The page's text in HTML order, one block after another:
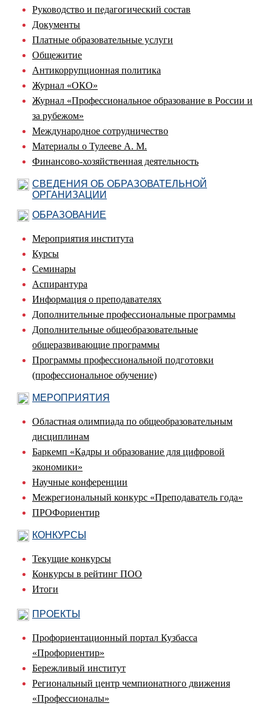
Руководство и педагогический состав
Документы
Платные образовательные услуги
Общежитие
Антикоррупционная политика
Журнал «ОКО»
Журнал «Профессиональное образование в России и
за рубежом»
Международное сотрудничество
Материалы о Тулееве А. М.
Финансово-хозяйственная деятельность
СВЕДЕНИЯ ОБ ОБРАЗОВАТЕЛЬНОЙ
ОРГАНИЗАЦИИ
ОБРАЗОВАНИЕ
Мероприятия института
Курсы
Семинары
Аспирантура
Информация о преподавателях
Дополнительные профессиональные программы
Дополнительные общеобразовательные
общеразвивающие программы
Программы профессиональной подготовки
(профессиональное обучение)
МЕРОПРИЯТИЯ
Областная олимпиада по общеобразовательным
дисциплинам
Баркемп «Кадры и образование для цифровой
экономики»
Научные конференции
Межрегиональный конкурс «Преподаватель года»
ПРОФориентир
КОНКУРСЫ
Текущие конкурсы
Конкурсы в рейтинг ПОО
Итоги
ПРОЕКТЫ
Профориентационный портал Кузбасса
«Профориентир»
Бережливый институт
Региональный центр чемпионатного движения
«Профессионалы»